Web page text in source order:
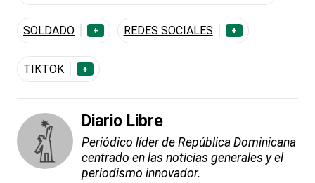
SOLDADO + REDES SOCIALES +
TIKTOK +
Diario Libre
Periódico líder de República Dominicana
centrado en las noticias generales y el
periodismo innovador.